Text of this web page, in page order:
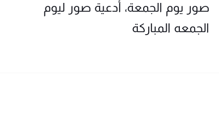
صور يوم الجمعة، أدعية صور ليوم
الجمعه المباركة